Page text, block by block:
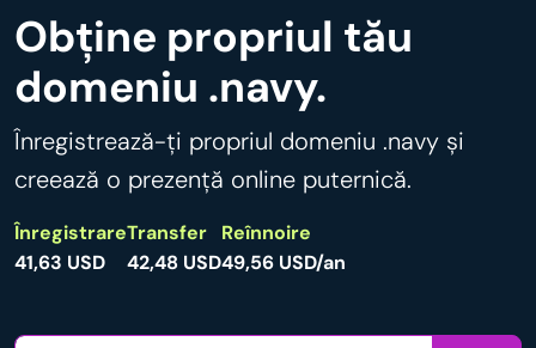
Obține propriul tău
domeniu .navy.
Înregistrează-ți propriul domeniu .navy și
creează o prezență online puternică.
Înregistrare
41,63 USD
Transfer
42,48 USD
Reînnoire
49,56 USD/an